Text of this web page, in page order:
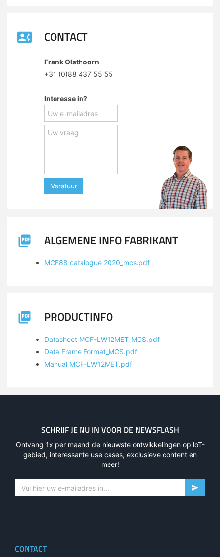
CONTACT
Frank Olsthoorn
+31 (0)88 437 55 55
Interesse in?
Verstuur
ALGEMENE INFO FABRIKANT
MCF88 catalogue 2020_mcs.pdf
PRODUCTINFO
Datasheet MCF-LW12MET_MCS.pdf
Data Frame Format_MCS.pdf
Manual MCF-LW12MET.pdf
SCHRIJF JE NU IN VOOR DE NEWSFLASH
Ontvang 1x per maand de nieuwste ontwikkelingen op loT-
gebied, interessante use cases, exclusieve content en
meer!
CONTACT